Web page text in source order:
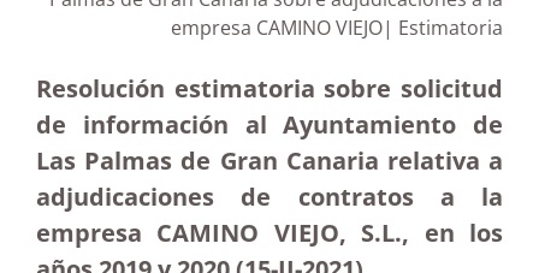
empresa CAMINO VIEJO| Estimatoria
Resolución estimatoria sobre solicitud
de información al Ayuntamiento de
Las Palmas de Gran Canaria relativa a
adjudicaciones de contratos a la
empresa CAMINO VIEJO, S.L., en los